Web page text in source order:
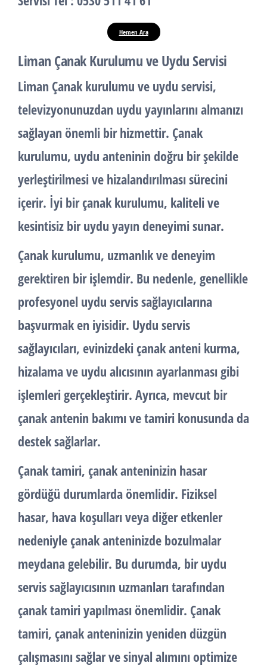
Hemen Ara
Liman Çanak Kurulumu ve Uydu Servisi
Liman Çanak kurulumu ve uydu servisi,
televizyonunuzdan uydu yayınlarını almanızı
sağlayan önemli bir hizmettir. Çanak
kurulumu, uydu anteninin doğru bir şekilde
yerleştirilmesi ve hizalandırılması sürecini
içerir. İyi bir çanak kurulumu, kaliteli ve
kesintisiz bir uydu yayın deneyimi sunar.
Çanak kurulumu, uzmanlık ve deneyim
gerektiren bir işlemdir. Bu nedenle, genellikle
profesyonel uydu servis sağlayıcılarına
başvurmak en iyisidir. Uydu servis
sağlayıcıları, evinizdeki çanak anteni kurma,
hizalama ve uydu alıcısının ayarlanması gibi
işlemleri gerçekleştirir. Ayrıca, mevcut bir
çanak antenin bakımı ve tamiri konusunda da
destek sağlarlar.
Çanak tamiri, çanak anteninizin hasar
gördüğü durumlarda önemlidir. Fiziksel
hasar, hava koşulları veya diğer etkenler
nedeniyle çanak anteninizde bozulmalar
meydana gelebilir. Bu durumda, bir uydu
servis sağlayıcısının uzmanları tarafından
çanak tamiri yapılması önemlidir. Çanak
tamiri, çanak anteninizin yeniden düzgün
çalışmasını sağlar ve sinyal alımını optimize